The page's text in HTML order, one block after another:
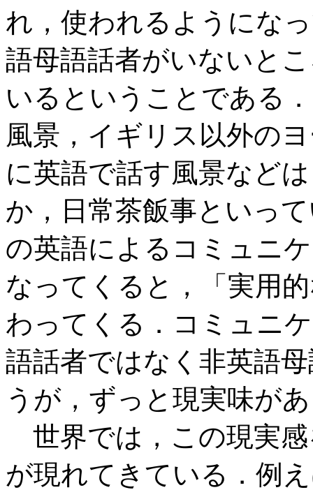
れ，使われるようにな
語母語話者がいないと
いるということである
風景，イギリス以外の
に英語で話す風景など
か，日常茶飯事といっ
の英語によるコミュニ
なってくると，「実用
わってくる．コミュニ
語話者ではなく非英語
うが，ずっと現実味が
世界では，この現実
が現れてきている．例